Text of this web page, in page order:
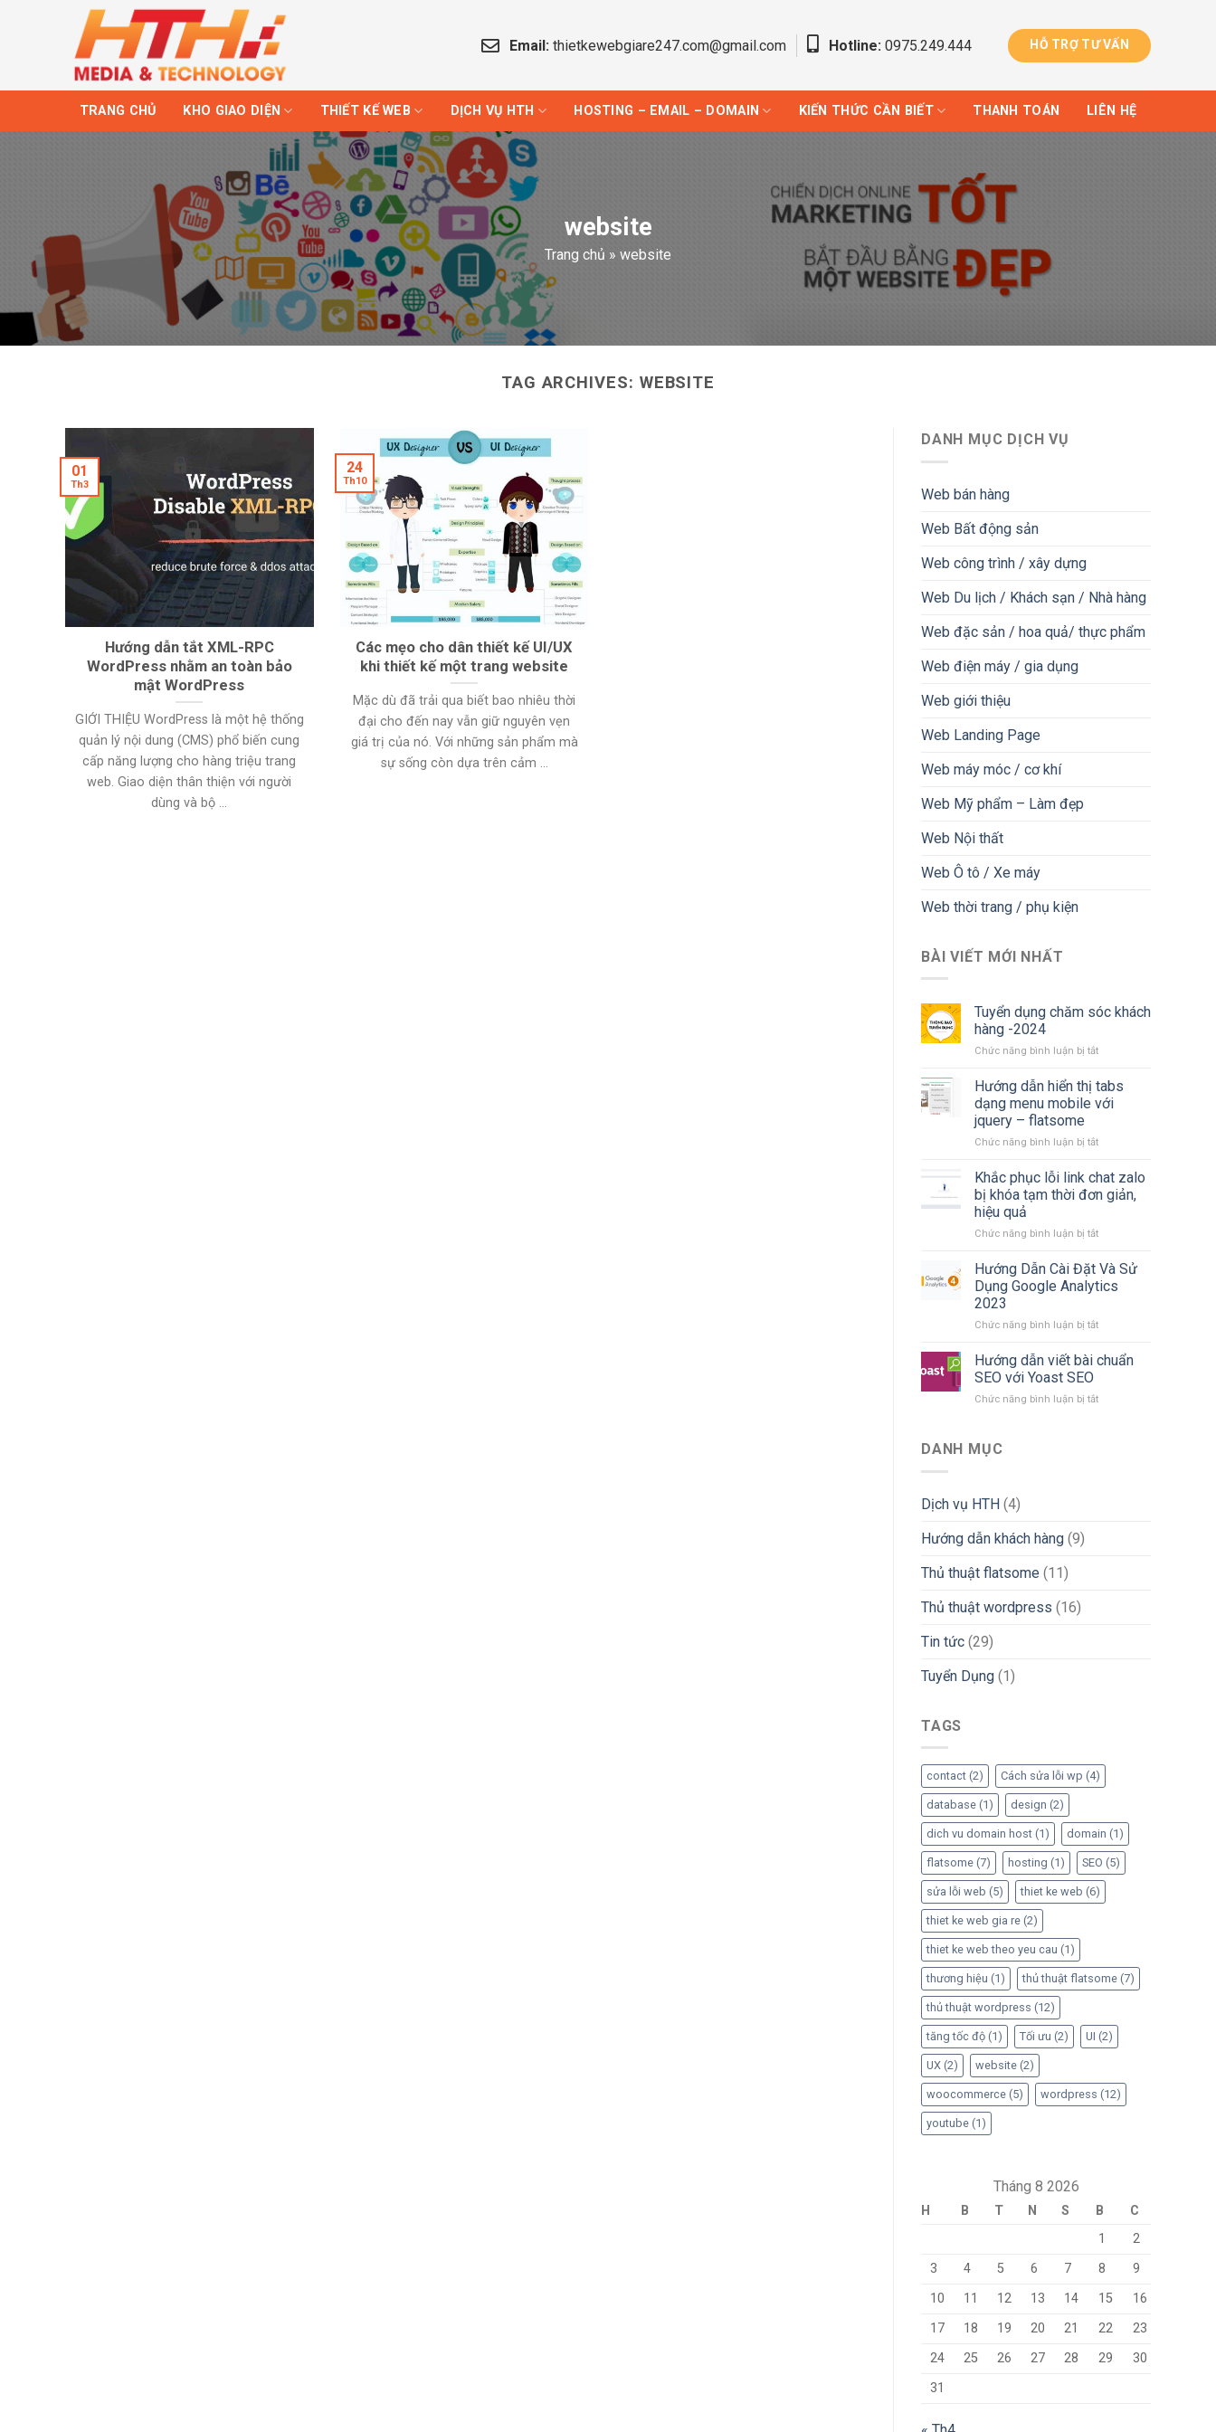
Email: thietkewebgiare247.com@gmail.com Hotline: 0975.249.444 HỖ TRỢ TƯ VẤN
TRANG CHỦ KHO GIAO DIỆN THIẾT KẾ WEB DỊCH VỤ HTH HOSTING – EMAIL – DOMAIN KIẾN THỨC CẦN BIẾT THANH TOÁN LIÊN HỆ
website
Trang chủ » website
TAG ARCHIVES: WEBSITE
Hướng dẫn tắt XML-RPC
WordPress nhằm an toàn bảo
mật WordPress
GIỚI THIỆU WordPress là một hệ thống
quản lý nội dung (CMS) phổ biến cung
cấp năng lượng cho hàng triệu trang
web. Giao diện thân thiện với người
dùng và bộ ...
01
Th3
Các mẹo cho dân thiết kế UI/UX
khi thiết kế một trang website
Mặc dù đã trải qua biết bao nhiêu thời
đại cho đến nay vẫn giữ nguyên vẹn
giá trị của nó. Với những sản phẩm mà
sự sống còn dựa trên cảm ...
24
Th10
DANH MỤC DỊCH VỤ
Web bán hàng
Web Bất động sản
Web công trình / xây dựng
Web Du lịch / Khách sạn / Nhà hàng
Web đặc sản / hoa quả/ thực phẩm
Web điện máy / gia dụng
Web giới thiệu
Web Landing Page
Web máy móc / cơ khí
Web Mỹ phẩm – Làm đẹp
Web Nội thất
Web Ô tô / Xe máy
Web thời trang / phụ kiện
BÀI VIẾT MỚI NHẤT
Tuyển dụng chăm sóc khách
hàng -2024
Chức năng bình luận bị tắtở
dụng
chăm
sóc
hàng
Hướng dẫn hiển thị tabs
dạng menu mobile với
jquery – flatsome
Chức năng bình luận bị tắtở
dẫn
hiển
thị
dạng
mobile
với
flatsome
Khắc phục lỗi link chat zalo
bị khóa tạm thời đơn giản,
hiệu quả
Chức năng bình luận bị tắtở
phục
lỗi
link
zalo
khóa
đơn
Hướng Dẫn Cài Đặt Và Sử
Dụng Google Analytics
2023
Chức năng bình luận bị tắtở
Dẫn
Và
Hướng dẫn viết bài chuẩn
SEO với Yoast SEO
Chức năng bình luận bị tắtở
DANH MỤC
Dịch vụ HTH (4)
Hướng dẫn khách hàng (9)
Thủ thuật flatsome (11)
Thủ thuật wordpress (16)
Tin tức (29)
Tuyển Dụng (1)
TAGS
contact (2) Cách sửa lỗi wp (4)
database (1) design (2)
dich vu domain host (1) domain (1)
flatsome (7) hosting (1) SEO (5)
sửa lỗi web (5) thiet ke web (6)
thiet ke web gia re (2)
thiet ke web theo yeu cau (1)
thương hiệu (1) thủ thuật flatsome (7)
thủ thuật wordpress (12)
tăng tốc độ (1) Tối ưu (2) UI (2)
UX (2) website (2)
woocommerce (5) wordpress (12)
youtube (1)
Tháng 8 2026
H B T N S B
C
1
2
3
4 5 6 7 8
9
10
11 12 13 14 15
16
17
18 19 20 21 22
23
24
25 26 27 28 29
30
31